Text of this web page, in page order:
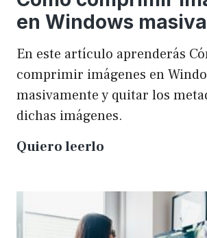
en Windows
En este artículo aprenderás
comprimir imágenes en
masivamente y quitar los
dichas imágenes.
Quiero leerlo
imágenes
Windows